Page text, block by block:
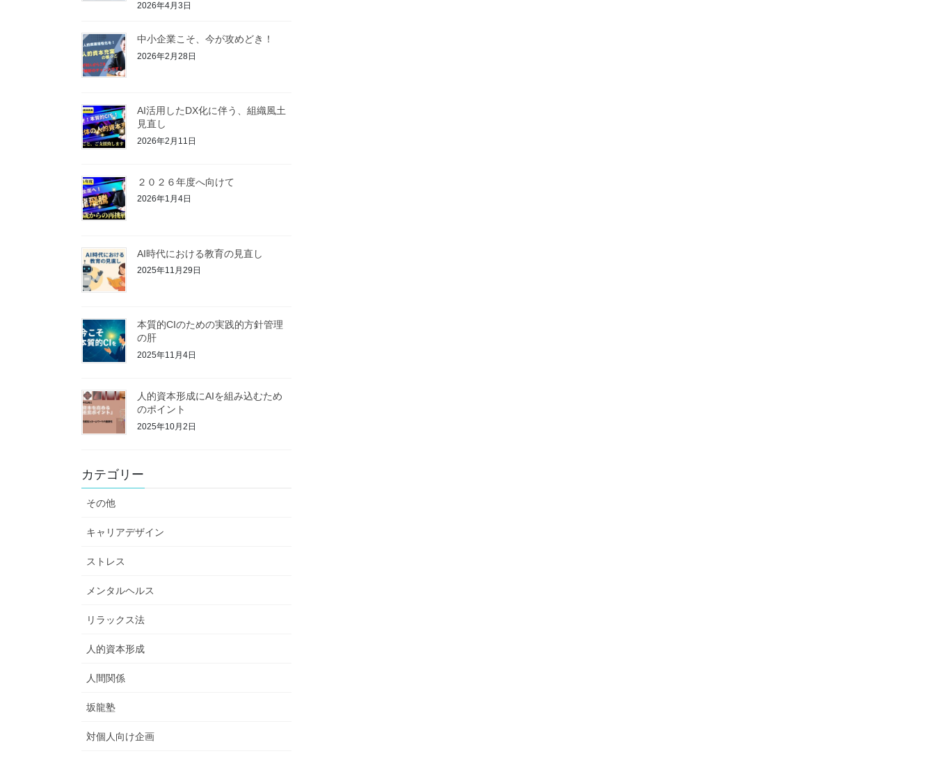
2026年4月3日
中小企業こそ、今が攻めどき！
2026年2月28日
AI活用したDX化に伴う、組織風土
見直し
2026年2月11日
２０２６年度へ向けて
2026年1月4日
AI時代における教育の見直し
2025年11月29日
本質的CIのための実践的方針管理
の肝
2025年11月4日
人的資本形成にAIを組み込むため
のポイント
2025年10月2日
カテゴリー
その他
キャリアデザイン
ストレス
メンタルヘルス
リラックス法
人的資本形成
人間関係
坂龍塾
対個人向け企画